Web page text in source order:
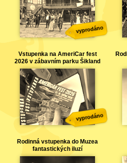
vyprodáno
Vstupenka na AmeriCar fest
2026 v zábavním parku Šikland
vyprodáno
Rodinná vstupenka do Muzea
fantastických iluzí